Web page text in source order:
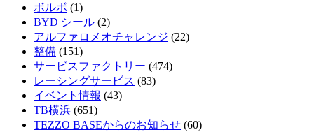
ボルボ (1)
BYD シール (2)
アルファロメオチャレンジ (22)
整備 (151)
サービスファクトリー (474)
レーシングサービス (83)
イベント情報 (43)
TB横浜 (651)
TEZZO BASEからのお知らせ (60)